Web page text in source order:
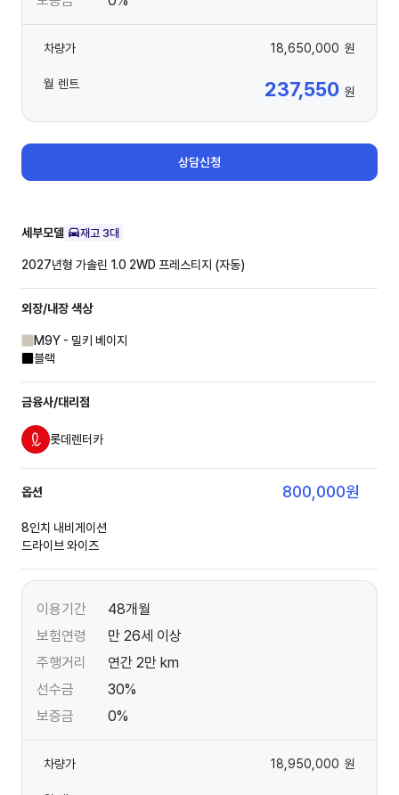
차량가 18,650,000 원
월 렌트 237,550 원
상담신청
세부모델 재고 3대
2027년형 가솔린 1.0 2WD 프레스티지 (자동)
외장/내장색상
M9Y - 밀키 베이지
블랙
금융사/대리점
롯데렌터카
옵션 800,000원
8인치 내비게이션
드라이브 와이즈
이용기간
48개월
보험연령
만 26세 이상
주행거리
연간 2만 km
선수금
30%
보증금
0%
차량가 18,950,000 원